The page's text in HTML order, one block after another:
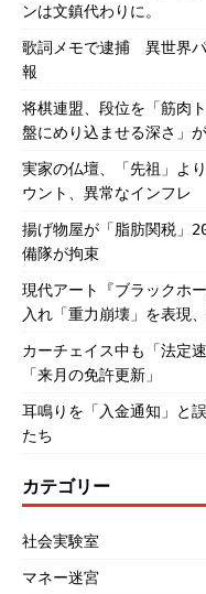
ンは文鎮代わりに。
歌詞メモで逮捕 異世界
報
将棋連盟、段位を「筋肉
盤にめり込ませる深さ」
実家の仏壇、「先祖」よ
ウント、異常なインフレ
揚げ物屋が「脂肪関税」
備隊が拘束
現代アート『ブラックホ
入れ「重力崩壊」を表現
カーチェイス中も「法定
「来月の免許更新」
耳鳴りを「入金通知」と
たち
カテゴリー
社会実験室
マネー迷宮